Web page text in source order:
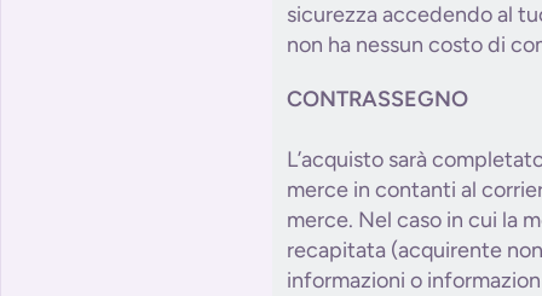
sicurezza accedendo al
non ha nessun costo di
CONTRASSEGNO
L’acquisto sarà
merce in contanti al
merce. Nel caso in cui la
recapitata (acquirente
informazioni o